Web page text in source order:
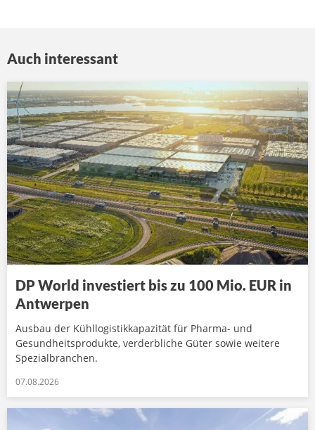
Auch interessant
DP World investiert bis zu 100 Mio. EUR in
Antwerpen
Ausbau der Kühllogistikkapazität für Pharma- und
Gesundheitsprodukte, verderbliche Güter sowie weitere
Spezialbranchen.
07.08.2026